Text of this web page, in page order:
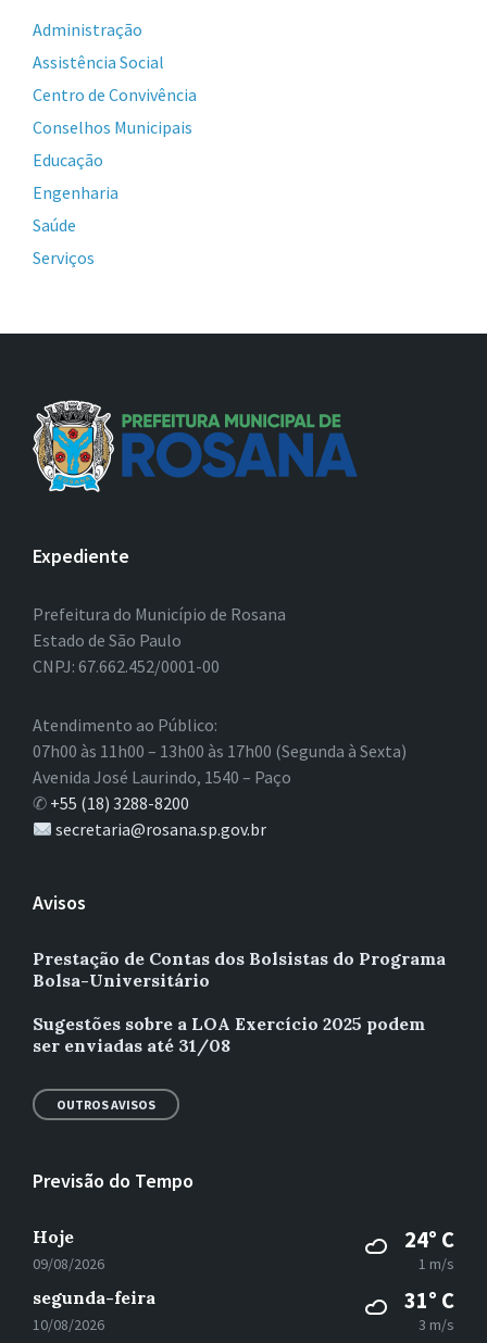
Administração
Assistência Social
Centro de Convivência
Conselhos Municipais
Educação
Engenharia
Saúde
Serviços
Expediente
Prefeitura do Município de Rosana
Estado de São Paulo
CNPJ: 67.662.452/0001-00
Atendimento ao Público:
07h00 às 11h00 – 13h00 às 17h00 (Segunda à Sexta)
Avenida José Laurindo, 1540 – Paço
✆ +55 (18) 3288-8200
secretaria@rosana.sp.gov.br
Avisos
Prestação de Contas dos Bolsistas do Programa
Bolsa-Universitário
Sugestões sobre a LOA Exercício 2025 podem
ser enviadas até 31/08
OUTROS AVISOS
Previsão do Tempo
Hoje
09/08/2026
24° C
1 m/s
segunda-feira
10/08/2026
31° C
3 m/s